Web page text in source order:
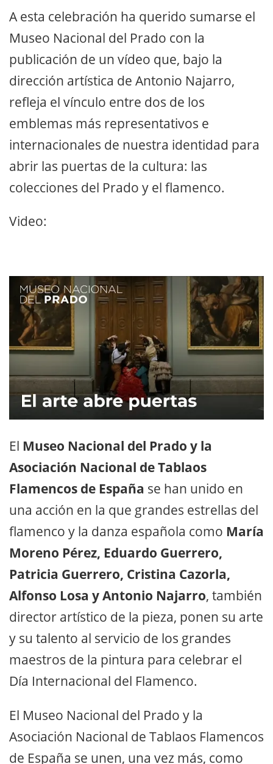
A esta celebración ha querido sumarse el
Museo Nacional del Prado con la
publicación de un vídeo que, bajo la
dirección artística de Antonio Najarro,
refleja el vínculo entre dos de los
emblemas más representativos e
internacionales de nuestra identidad para
abrir las puertas de la cultura: las
colecciones del Prado y el flamenco.
Video:
El Museo Nacional del Prado y la
Asociación Nacional de Tablaos
Flamencos de España se han unido en
una acción en la que grandes estrellas del
flamenco y la danza española como María
Moreno Pérez, Eduardo Guerrero,
Patricia Guerrero, Cristina Cazorla,
Alfonso Losa y Antonio Najarro, también
director artístico de la pieza, ponen su arte
y su talento al servicio de los grandes
maestros de la pintura para celebrar el
Día Internacional del Flamenco.
El Museo Nacional del Prado y la
Asociación Nacional de Tablaos Flamencos
de España se unen, una vez más, como